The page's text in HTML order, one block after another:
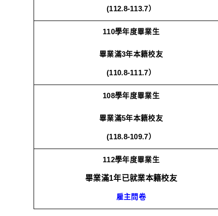
(112.8-113.7）
110學年度畢業生
畢業滿3年本籍校友
(110.8-111.7）
108學年度畢業生
畢業滿5年本籍校友
(118.8-109.7）
112學年度畢業生
畢業滿1年已就業本籍校友
雇主問卷